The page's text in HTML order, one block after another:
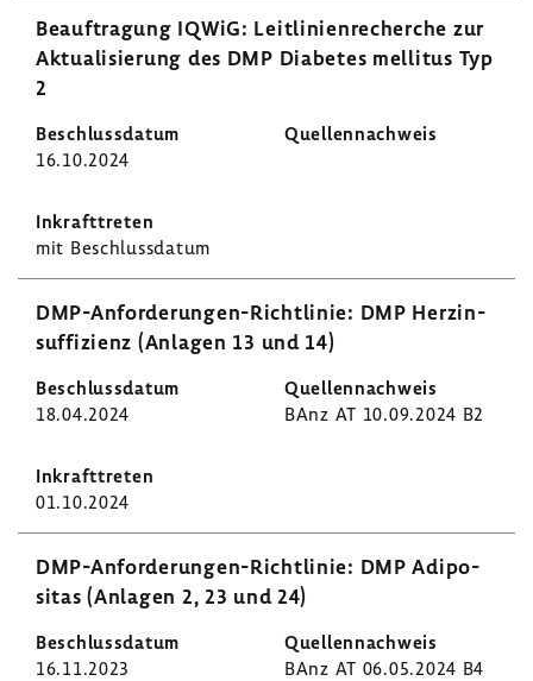
Beauf­tra­gung IQWiG: Leit­li­ni­en­re­cherche zur
Aktua­li­sie­rung des DMP Diabetes mellitus Typ
2
16.10.2024
mit Beschluss­datum
DMP-​Anforderungen-Richtlinie: DMP Herz­in­
suf­fi­zienz (Anlagen 13 und 14)
18.04.2024 BAnz AT 10.09.2024 B2
01.10.2024
DMP-​Anforderungen-Richtlinie: DMP Adipo­
sitas (Anlagen 2, 23 und 24)
16.11.2023 BAnz AT 06.05.2024 B4